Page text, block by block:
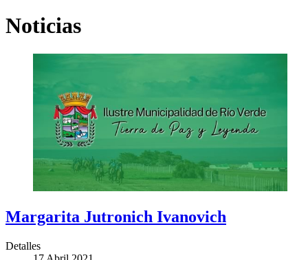
Noticias
Margarita Jutronich Ivanovich
Detalles